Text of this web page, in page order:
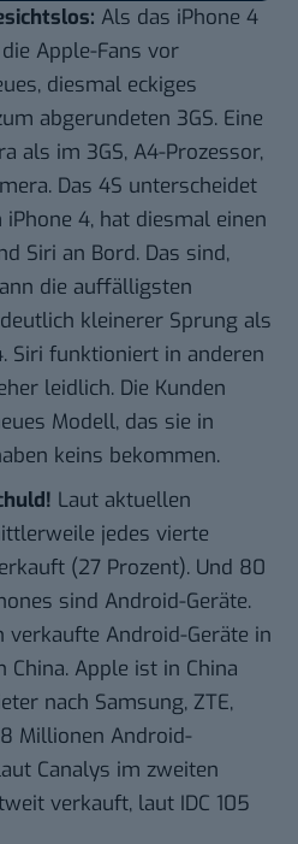
Als das iPhone 4
Apple-Fans vor
diesmal eckiges
abgerundeten 3GS. Eine
als im 3GS, A4-Prozessor,
Das 4S unterscheidet
4, hat diesmal einen
Siri an Bord. Das sind,
die auffälligsten
kleinerer Sprung als
Siri funktioniert in anderen
leidlich. Die Kunden
Modell, das sie in
keins bekommen.
Laut aktuellen
jedes vierte
(27 Prozent). Und 80
sind Android-Geräte.
verkaufte Android-Geräte in
Apple ist in China
nach Samsung, ZTE,
Millionen Android-
Canalys im zweiten
verkauft, laut IDC 105